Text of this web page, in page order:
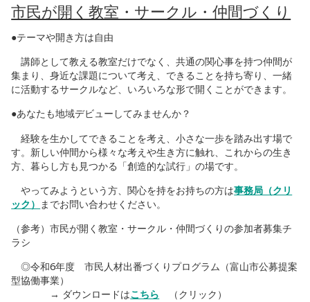
市民が開く教室・サークル・仲間づくり
●テーマや開き方は自由
講師として教える教室だけでなく、共通の関心事を持つ仲間が
集まり、身近な課題について考え、できることを持ち寄り、一緒
に活動するサークルなど、いろいろな形で開くことができます。
●あなたも地域デビューしてみませんか？
経験を生かしてできることを考え、小さな一歩を踏み出す場で
す。新しい仲間から様々な考えや生き方に触れ、これからの生き
方、暮らし方も見つかる「創造的な試行」の場です。
やってみようという方、関心を持をお持ちの方は事務局（クリ
ック） までお問い合わせください。
（参考）市民が開く教室・サークル・仲間づくりの参加者募集チ
ラシ
◎令和6年度 市民人材出番づくりプログラム（富山市公募提案
型協働事業）
→ ダウンロードはこちら （クリック）